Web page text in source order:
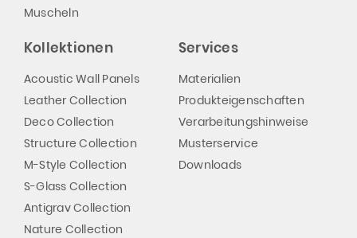
Muscheln
Kollektionen
Acoustic Wall Panels
Leather Collection
Deco Collection
Structure Collection
M-Style Collection
S-Glass Collection
Antigrav Collection
Nature Collection
Services
Materialien
Produkteigenschaften
Verarbeitungshinweise
Musterservice
Downloads